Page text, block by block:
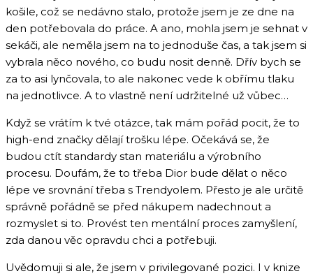
košile, což se nedávno stalo, protože jsem je ze dne na
den potřebovala do práce. A ano, mohla jsem je sehnat v
sekáči, ale neměla jsem na to jednoduše čas, a tak jsem si
vybrala něco nového, co budu nosit denně. Dřív bych se
za to asi lynčovala, to ale nakonec vede k obřímu tlaku
na jednotlivce. A to vlastně není udržitelné už vůbec…
Když se vrátím k tvé otázce, tak mám pořád pocit, že to
high-end značky dělají trošku lépe. Očekává se, že
budou ctít standardy stan materiálu a výrobního
procesu. Doufám, že to třeba Dior bude dělat o něco
lépe ve srovnání třeba s Trendyolem. Přesto je ale určitě
správně pořádně se před nákupem nadechnout a
rozmyslet si to. Provést ten mentální proces zamyšlení,
zda danou věc opravdu chci a potřebuji.
Uvědomuji si ale, že jsem v privilegované pozici. I v knize